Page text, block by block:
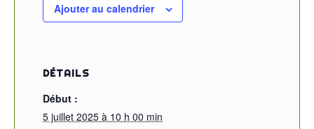
Ajouter au calendrier
DÉTAILS
Début :
5 juillet 2025 à 10 h 00 min